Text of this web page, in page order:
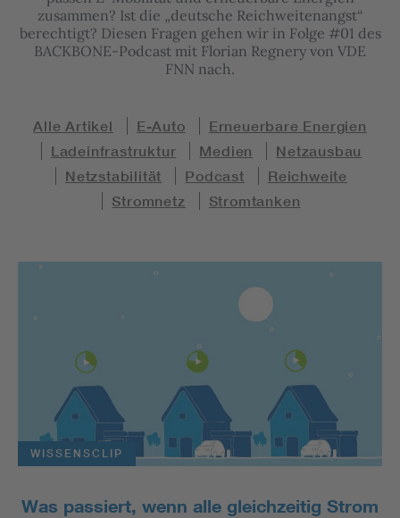
zusammen? Ist die „deutsche Reichweitenangst“
berechtigt? Diesen Fragen gehen wir in Folge #01 des
BACKBONE-Podcast mit Florian Regnery von VDE
FNN nach.
Alle Artikel E-Auto
Erneuerbare Energien
Ladeinfrastruktur
Medien
Netzausbau
Netzstabilität
Podcast
Reichweite
Stromnetz
Stromtanken
WISSENSCLIP
Was passiert, wenn alle gleichzeitig Strom